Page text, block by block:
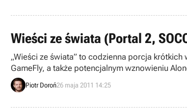
Wieści ze świata (Portal 2,
„Wieści ze świata” to codzienna porcja
GameFly, a także potencjalnym wznowieniu
Piotr Doroń26 maja 2011 14:25